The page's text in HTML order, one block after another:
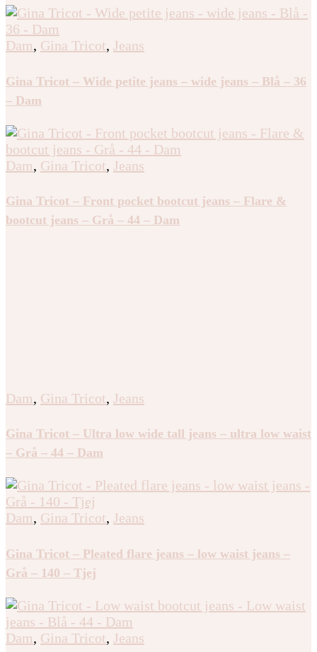
Dam, Gina Tricot, Jeans
Gina Tricot – Wide petite jeans – wide jeans – Blå – 36
– Dam
Dam, Gina Tricot, Jeans
Gina Tricot – Front pocket bootcut jeans – Flare &
bootcut jeans – Grå – 44 – Dam
Dam, Gina Tricot, Jeans
Gina Tricot – Ultra low wide tall jeans – ultra low waist
– Grå – 44 – Dam
Dam, Gina Tricot, Jeans
Gina Tricot – Pleated flare jeans – low waist jeans –
Grå – 140 – Tjej
Dam, Gina Tricot, Jeans